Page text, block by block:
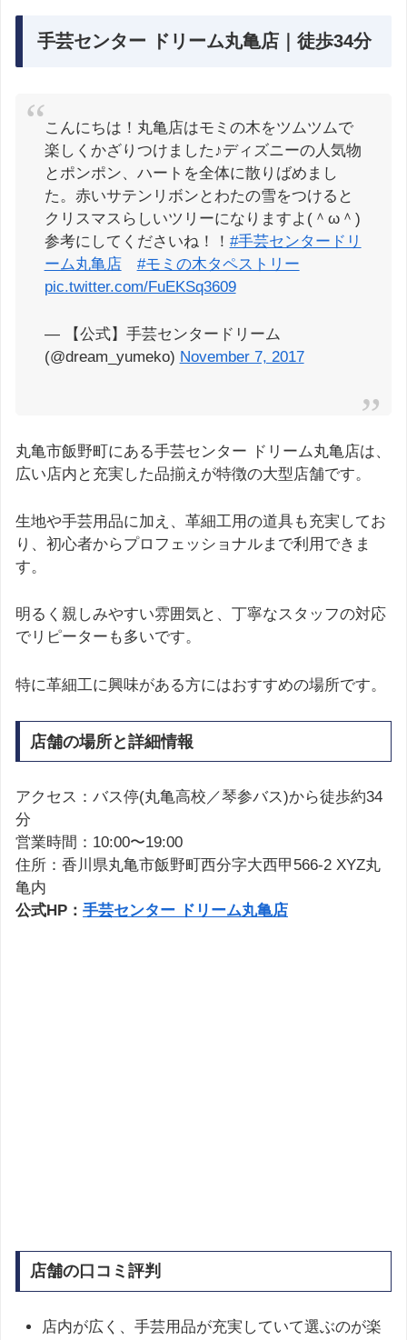
手芸センター ドリーム丸亀店｜徒歩34分
こんにちは！丸亀店はモミの木をツムツムで
楽しくかざりつけました♪ディズニーの人気物
とポンポン、ハートを全体に散りばめまし
た。赤いサテンリボンとわたの雪をつけると
クリスマスらしいツリーになりますよ(＾ω＾)
参考にしてくださいね！！ #手芸センタードリ
ーム丸亀店
#モミの木タペストリー
pic.twitter.com/FuEKSq3609
— 【公式】手芸センタードリーム
(@dream_yumeko) November 7, 2017
丸亀市飯野町にある手芸センター ドリーム丸亀店は、
広い店内と充実した品揃えが特徴の大型店舗です。
生地や手芸用品に加え、革細工用の道具も充実してお
り、初心者からプロフェッショナルまで利用できま
す。
明るく親しみやすい雰囲気と、丁寧なスタッフの対応
でリピーターも多いです。
特に革細工に興味がある方にはおすすめの場所です。
店舗の場所と詳細情報
アクセス：バス停(丸亀高校／琴参バス)から徒歩約34
分
営業時間：10:00〜19:00
住所：香川県丸亀市飯野町西分字大西甲566-2 XYZ丸
亀内
公式HP： 手芸センター ドリーム丸亀店
店舗の口コミ評判
店内が広く、手芸用品が充実していて選ぶのが楽